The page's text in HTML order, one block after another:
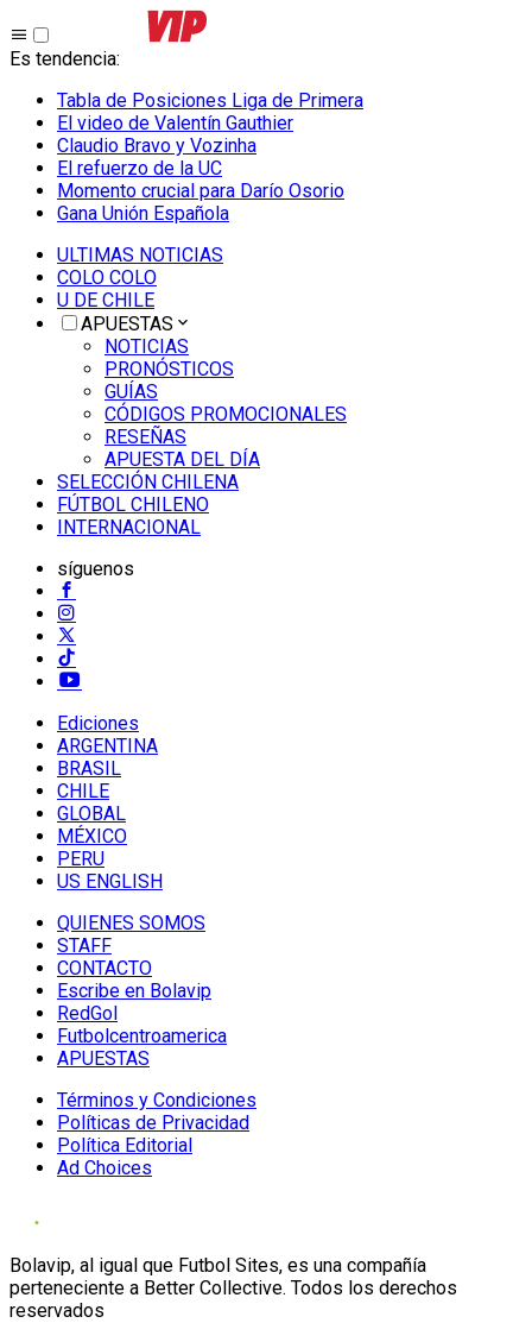
Es tendencia:
Tabla de Posiciones Liga de Primera
El video de Valentín Gauthier
Claudio Bravo y Vozinha
El refuerzo de la UC
Momento crucial para Darío Osorio
Gana Unión Española
ULTIMAS NOTICIAS
COLO COLO
U DE CHILE
APUESTAS
NOTICIAS
PRONÓSTICOS
GUÍAS
CÓDIGOS PROMOCIONALES
RESEÑAS
APUESTA DEL DÍA
SELECCIÓN CHILENA
FÚTBOL CHILENO
INTERNACIONAL
síguenos
Ediciones
ARGENTINA
BRASIL
CHILE
GLOBAL
MÉXICO
PERU
US ENGLISH
QUIENES SOMOS
STAFF
CONTACTO
Escribe en Bolavip
RedGol
Futbolcentroamerica
APUESTAS
Términos y Condiciones
Políticas de Privacidad
Política Editorial
Ad Choices
Bolavip, al igual que Futbol Sites, es una compañía
perteneciente a Better Collective. Todos los derechos
reservados